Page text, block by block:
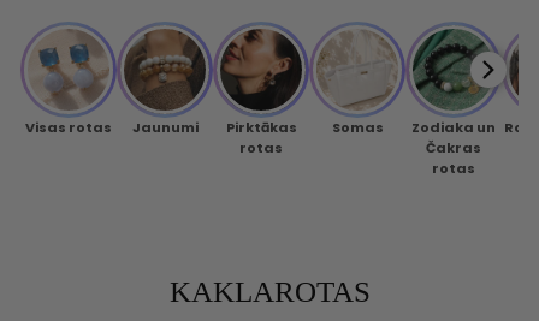
Visas rotas Jaunumi
Pirktākas
rotas
Somas
Zodiaka un
Čakras
rotas
KAKLAROTAS